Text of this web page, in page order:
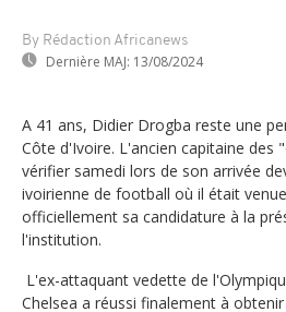
By Rédaction Africanews
Dernière MAJ: 13/08/2024
A 41 ans, Didier Drogba reste une
Côte d'Ivoire. L'ancien capitaine des
vérifier samedi lors de son arrivée
ivoirienne de football où il était
officiellement sa candidature à la
l'institution.
L'ex-attaquant vedette de
Chelsea a réussi finalement à